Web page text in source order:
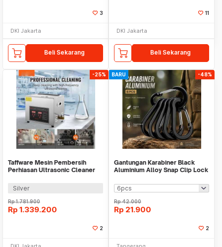
3
DKI Jakarta
Beli Sekarang
11
DKI Jakarta
Beli Sekarang
-25%
Taffware Mesin Pembersih
Perhiasan Ultrasonic Cleaner
Silver
Rp1.781.900
Rp 1.339.200
2
BARU -48%
Gantungan Karabiner Black
Aluminium Alloy Snap Clip Lock
Rp42.000
Rp 21.900
2